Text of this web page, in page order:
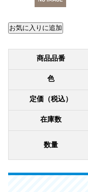
商品品番
色
定価（税込）
在庫数
数量